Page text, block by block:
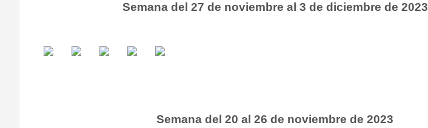
Semana del 27 de noviembre al 3 de diciembre de 2023
Semana del 20 al 26 de noviembre de 2023